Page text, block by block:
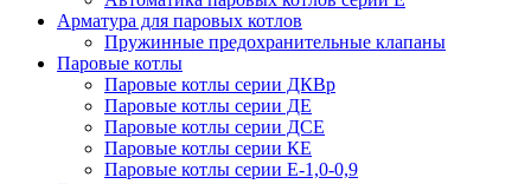
Арматура для паровых котлов
Пружинные предохранительные клапаны
Паровые котлы
Паровые котлы серии ДКВр
Паровые котлы серии ДЕ
Паровые котлы серии ДСЕ
Паровые котлы серии КЕ
Паровые котлы серии Е-1,0-0,9